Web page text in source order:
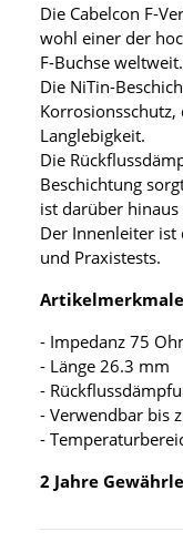
Die Cabelcon F-
wohl einer der
F-Buchse weltweit.
Die NiTin-
Langlebigkeit.
Die
Beschichtung
ist darüber
Der Innenleiter ist
und Praxistests.
- Impedanz 75
- Länge 26.3 mm
-
- Verwendbar bis
-
2 Jahre